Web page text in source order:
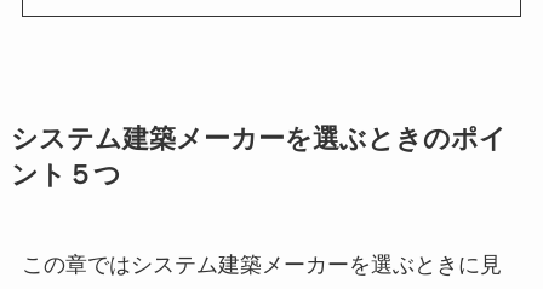
システム建築メーカーを選ぶときのポイ
ント５つ
この章ではシステム建築メーカーを選ぶときに見